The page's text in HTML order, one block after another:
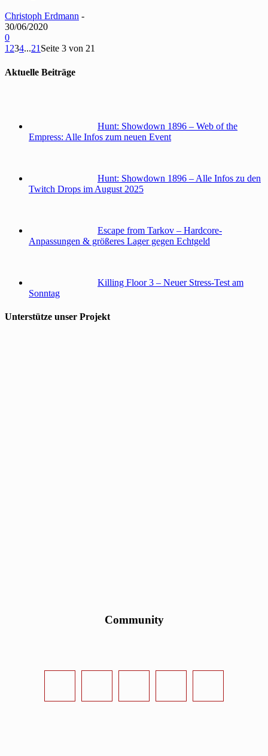
Christoph Erdmann -
30/06/2020
0
1 234...21 Seite 3 von 21
Aktuelle Beiträge
Hunt: Showdown 1896 – Web of the
Empress: Alle Infos zum neuen Event
Hunt: Showdown 1896 – Alle Infos zu den
Twitch Drops im August 2025
Escape from Tarkov – Hardcore-
Anpassungen & größeres Lager gegen Echtgeld
Killing Floor 3 – Neuer Stress-Test am
Sonntag
Unterstütze unser Projekt
Community